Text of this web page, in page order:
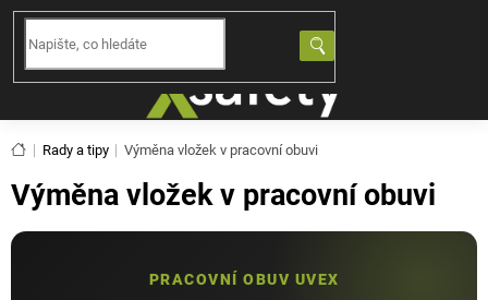
Přejít
obsah
Domů
Rady a tipy Výměna vložek v pracovní obuvi
Výměna vložek v pracovní obuvi
PRACOVNÍ OBUV UVEX